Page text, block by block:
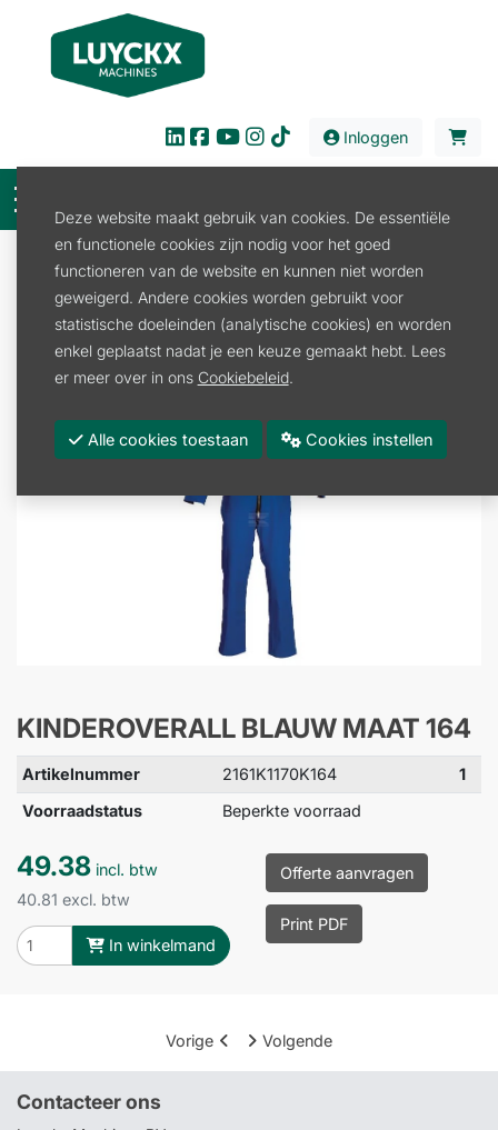
Inloggen
Kids en Fanartikelen
KINDEROVERALL BLAUW MAAT 164
KINDEROVERALL BLAUW MAAT 164
Artikelnummer 2161K1170K164
1
Voorraadstatus
Beperkte voorraad
49.38 incl. btw
40.81 excl. btw
In winkelmand
Offerte aanvragen
Print PDF
Vorige Volgende
Contacteer ons
Deze website maakt gebruik van cookies. De essentiële
en functionele cookies zijn nodig voor het goed
functioneren van de website en kunnen niet worden
geweigerd. Andere cookies worden gebruikt voor
statistische doeleinden (analytische cookies) en worden
enkel geplaatst nadat je een keuze gemaakt hebt. Lees
er meer over in ons Cookiebeleid.
Alle cookies toestaan Cookies instellen